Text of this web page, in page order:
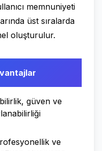
memnuniyeti
üst sıralarda
oluşturulur.
güven ve
ve